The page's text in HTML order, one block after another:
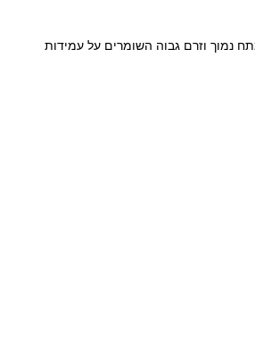
נמוך וזרם גבוה השומרים על עמידות